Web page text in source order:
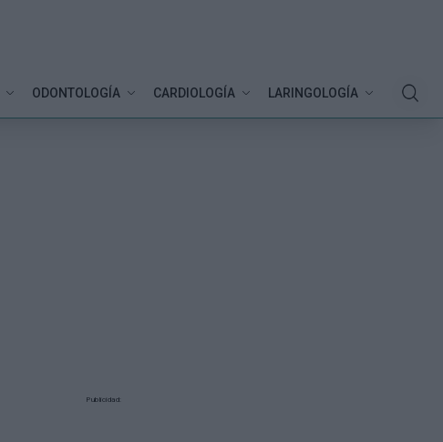
ODONTOLOGÍA CARDIOLOGÍA LARINGOLOGÍA
Publicidad: